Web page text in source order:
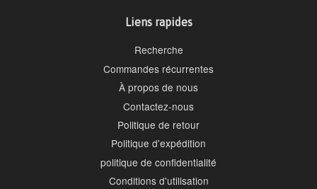
Liens rapides
Recherche
Commandes récurrentes
À propos de nous
Contactez-nous
Politique de retour
Politique d'expédition
politique de confidentialité
Conditions d'utilisation